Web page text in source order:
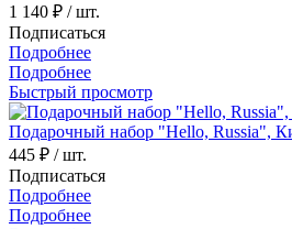
1 140 ₽ / шт.
Подписаться
Подробнее
Подробнее
Быстрый просмотр
Подарочный набор "Hello, Russia",
445 ₽ / шт.
Подписаться
Подробнее
Подробнее